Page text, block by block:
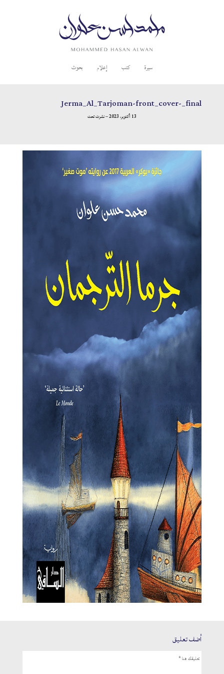
بحوث إعلام كتب سيرة
Jerma_Al_Tarjoman-front_cover-_final
13 أكتوبر، 2023 – نشرت تحت
أضف تعليق